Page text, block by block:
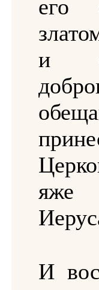
его
и
И